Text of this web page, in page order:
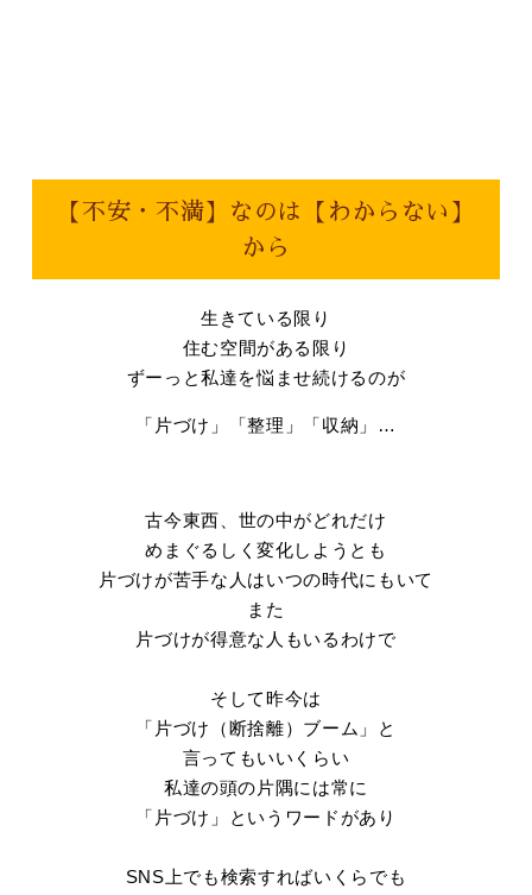
【不安・不満】なのは【わからない】
から
生きている限り
住む空間がある限り
ずーっと私達を悩ませ続けるのが
「片づけ」「整理」「収納」…
古今東西、世の中がどれだけ
めまぐるしく変化しようとも
片づけが苦手な人はいつの時代にもいて
また
片づけが得意な人もいるわけで
そして昨今は
「片づけ（断捨離）ブーム」と
言ってもいいくらい
私達の頭の片隅には常に
「片づけ」というワードがあり
SNS上でも検索すればいくらでも